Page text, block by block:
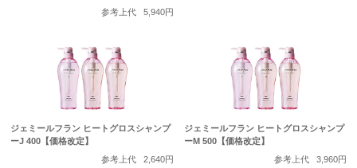
参考上代
5,940円
ジェミールフラン ヒートグロスシャンプ
ーJ 400【価格改定】
参考上代
2,640円
ジェミールフラン ヒートグロスシャンプ
ーM 500【価格改定】
参考上代
3,960円